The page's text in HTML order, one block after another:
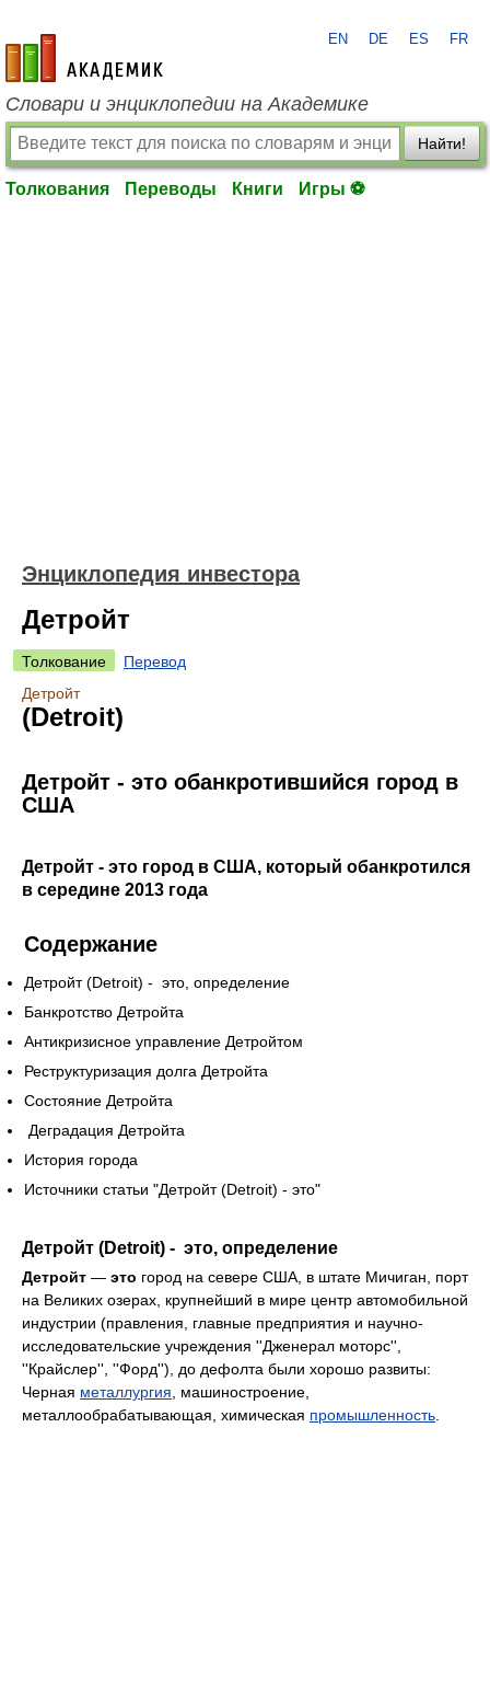
academic.ru
EN DE ES FR
Словари и энциклопедии на Академике
Найти!
Толкования Переводы Книги Игры ⚽
Энциклопедия инвестора
Детройт
Толкование
Перевод
Детройт
(Detroit)
Детройт - это обанкротившийся город в
США
Детройт - это город в США, который обанкротился
в середине 2013 года
Содержание
Детройт (Detroit) - это, определение
Банкротство Детройта
Антикризисное управление Детройтом
Реструктуризация долга Детройта
Состояние Детройта
Деградация Детройта
История города
Источники статьи "Детройт (Detroit) - это"
Детройт (Detroit) - это, определение
Детройт — это город на севере США, в штате Мичиган, порт
на Великих озерах, крупнейший в мире центр автомобильной
индустрии (правления, главные предприятия и научно-
исследовательские учреждения ''Дженерал моторс'',
''Крайслер'', ''Форд''), до дефолта были хорошо развиты:
Черная металлургия , машиностроение,
металлообрабатывающая, химическая промышленность